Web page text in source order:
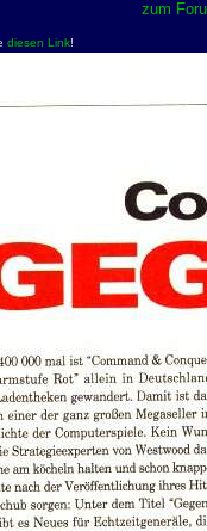
zum
diesen Link!